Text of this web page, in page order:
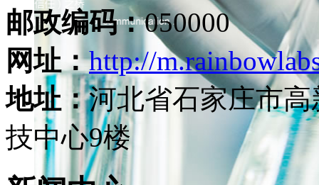
邮政编码：050000
网址：http://
地址：河北省石家庄市
技中心9楼